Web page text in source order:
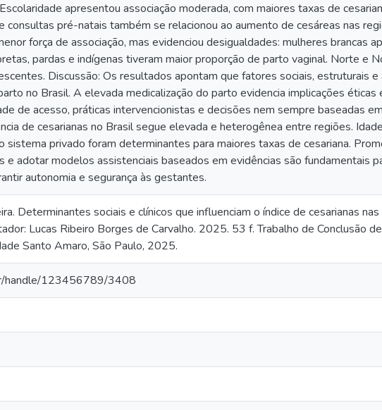
apresentou associação moderada, com maiores taxas de
consultas pré-natais também se relacionou ao aumento de cesáreas nas
força de associação, mas evidenciou desigualdades: mulheres brancas
pardas e indígenas tiveram maior proporção de parto vaginal. Norte e
Discussão: Os resultados apontam que fatores sociais, estruturais e
no Brasil. A elevada medicalização do parto evidencia implicações éticas
de acesso, práticas intervencionistas e decisões nem sempre baseadas
de cesarianas no Brasil segue elevada e heterogênea entre regiões.
sistema privado foram determinantes para maiores taxas de cesariana.
e adotar modelos assistenciais baseados em evidências são fundamentais
autonomia e segurança às gestantes.
Determinantes sociais e clínicos que influenciam o índice de cesarianas
Lucas Ribeiro Borges de Carvalho. 2025. 53 f. Trabalho de Conclusão
Santo Amaro, São Paulo, 2025.
handle/123456789/3408